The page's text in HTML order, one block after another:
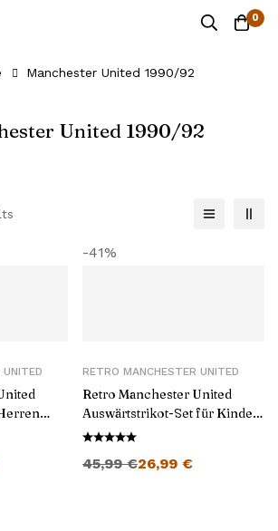
0
Manchester United 1990/92
United 1990/92
-41%
RETRO MANCHESTER UNITED
Retro Manchester United
Auswärtstrikot-Set für Kinder
1990/92
45,99€26,99 €